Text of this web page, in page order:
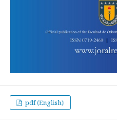
pdf (English)